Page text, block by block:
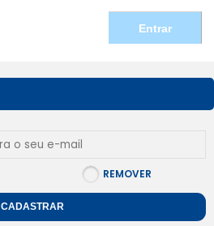
REMOVER
CADASTRAR